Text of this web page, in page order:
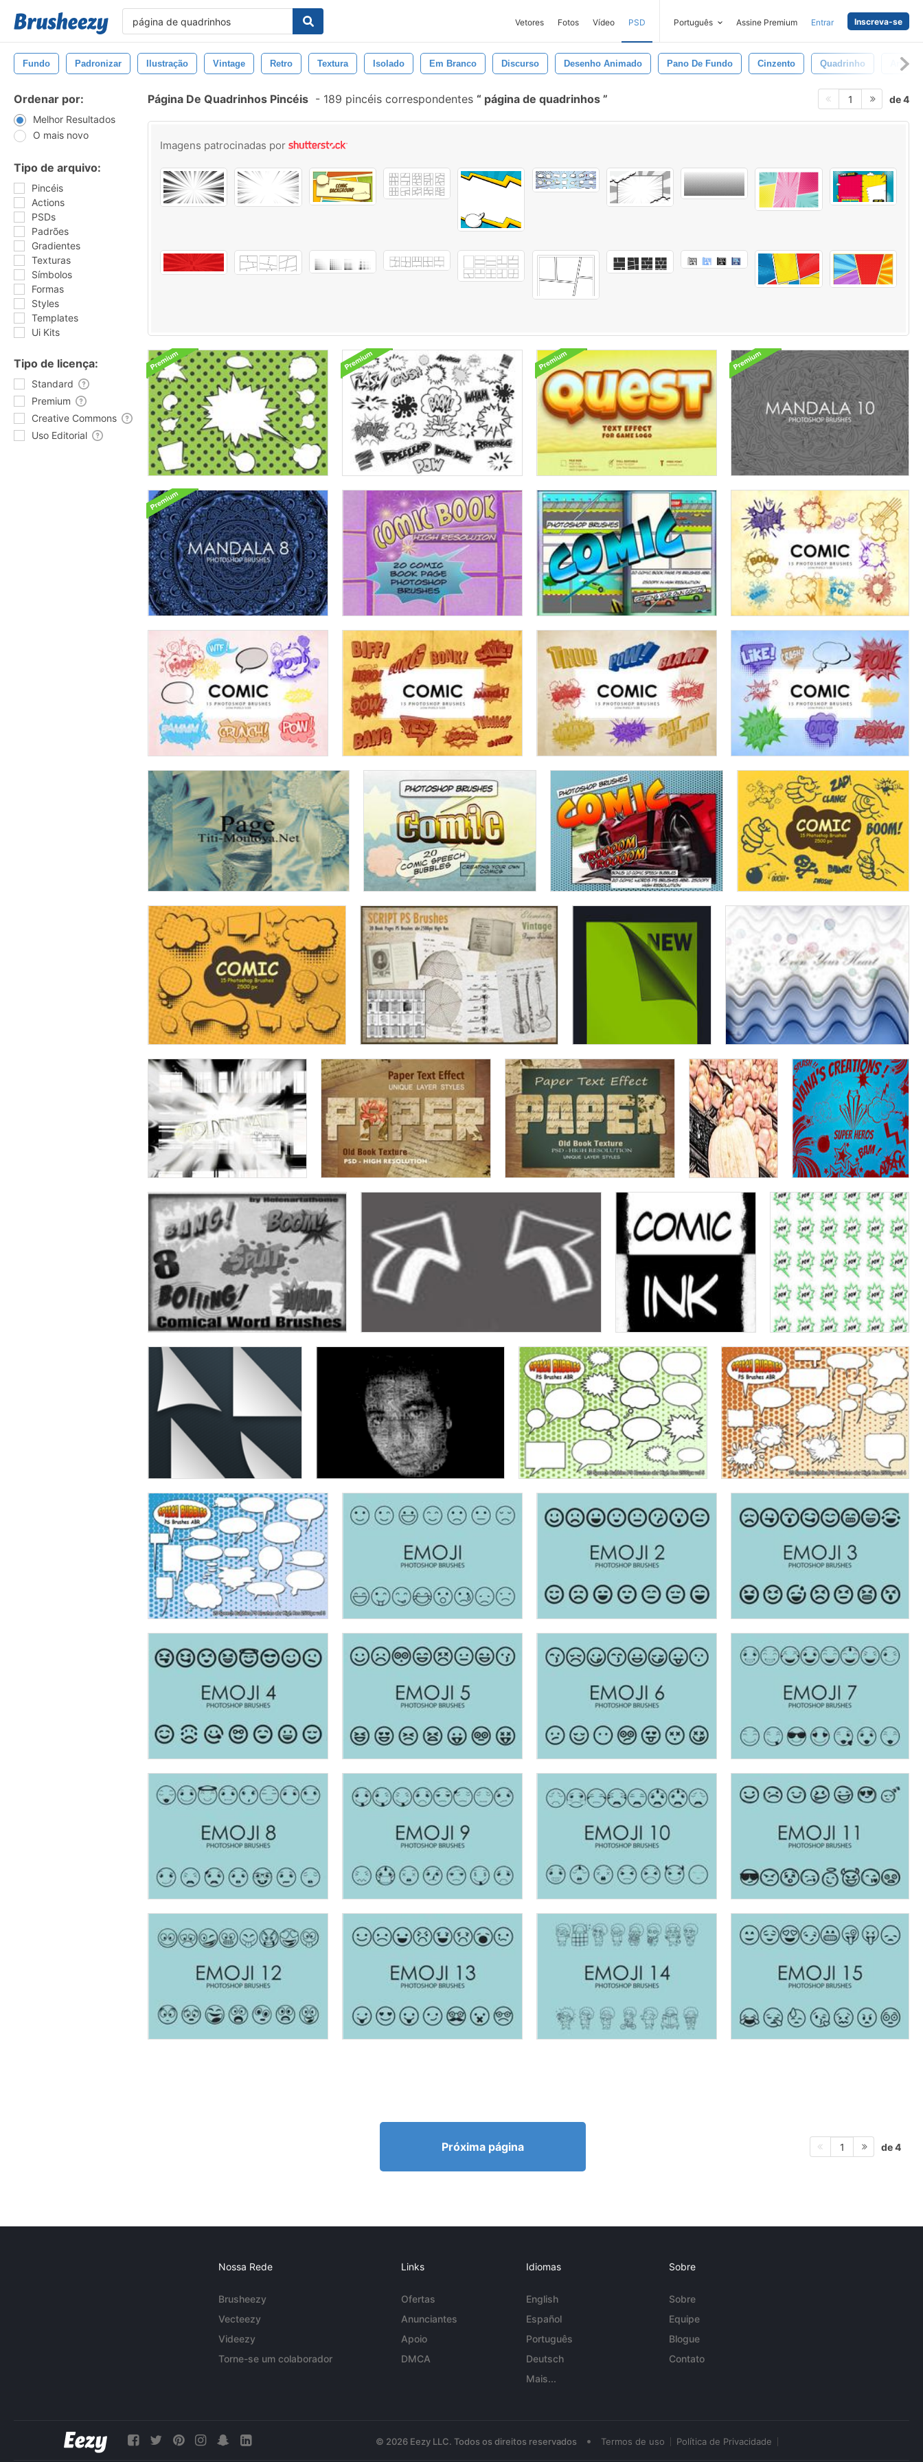
Vetores Fotos Vídeo PSD Português Assine Premium Entrar Inscreva-se
Fundo Padronizar Ilustração Vintage Retro Textura Isolado Em Branco Discurso Desenho Animado Pano De Fundo Cinzento Quadrinho Arte
Ordenar por:
Melhor Resultados
O mais novo
Tipo de arquivo:
Pincéis
Actions
PSDs
Padrões
Gradientes
Texturas
Símbolos
Formas
Styles
Templates
Ui Kits
Tipo de licença:
Standard
Premium
Creative Commons
Uso Editorial
Página De Quadrinhos Pincéis - 189 pincéis correspondentes página de quadrinhos 1 de 4
Imagens patrocinadas por
Próxima página 1 de 4
Nossa Rede
Brusheezy
Vecteezy
Videezy
Torne-se um colaborador
Links
Ofertas
Anunciantes
Apoio
DMCA
Idiomas
English
Español
Português
Deutsch
Mais...
Sobre
Sobre
Equipe
Blogue
Contato
© 2026 Eezy LLC. Todos os direitos reservados • Termos de uso Política de Privacidade